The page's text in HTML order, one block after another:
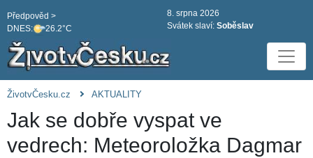
DNES: 26.2°C
Předpověd >
8. srpna 2026
Svátek slaví: Soběslav
ŽivotvČesku.cz AKTUALITY
Jak se dobře vyspat ve
vedrech: Meteoroložka Dagmar